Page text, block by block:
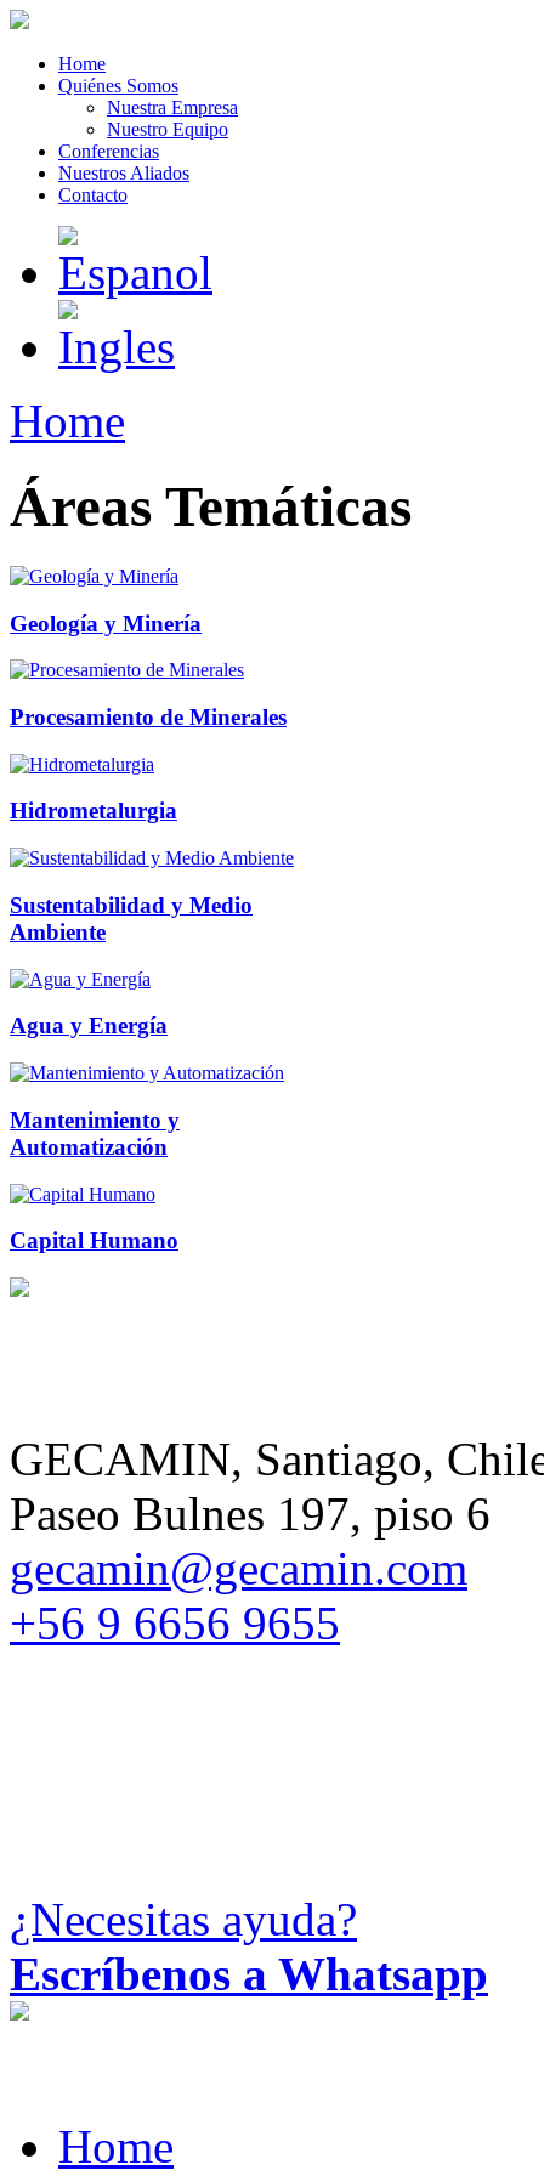
Home
Quiénes Somos
Nuestra Empresa
Nuestro Equipo
Conferencias
Nuestros Aliados
Contacto
Home
Áreas Temáticas
Geología y Minería
Procesamiento de Minerales
Hidrometalurgia
Sustentabilidad y Medio
Ambiente
Agua y Energía
Mantenimiento y
Automatización
Capital Humano
GECAMIN, Santiago,
Paseo Bulnes 197, piso 6
gecamin@gecamin.com
+56 9 6656 9655
¿Necesitas ayuda?
Escríbenos a Whatsapp
Home